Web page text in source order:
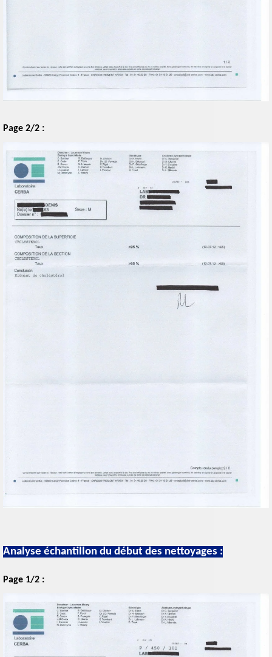
Page 2/2 :
Analyse échantillon du début des nettoyages :
Page 1/2 :